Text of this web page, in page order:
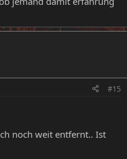
#15
noch weit entfernt.. Ist